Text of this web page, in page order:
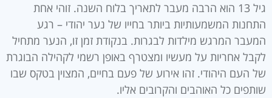
גיל 13 הוא הרבה מעבר לתאריך בלוח השנה. זוהי אחת
התחנות המשמעותיות ביותר בחייו של נער יהודי – רגע
המעבר המרגש מילדות לבגרות. בנקודת זמן זו, הנער מתחיל
לקבל אחריות על מעשיו ומצטרף באופן רשמי לקהילה הבוגרת
של העם היהודי. זהו אירוע של פעם בחיים, המצוין בטקס שבו
שותפים כל האוהבים והקרובים אליו.